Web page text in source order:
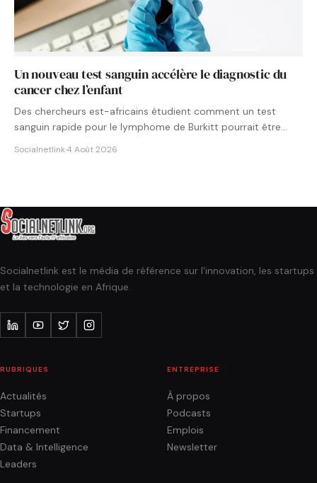
Un nouveau test sanguin accélère le diagnostic du
cancer chez l’enfant
Des chercheurs est-africains étudient comment un test
sanguin rapide pour le lymphome de Burkitt pourrait être
Socialnetlink·4 Août 2026
Socialnetlink est le média de référence sur l'innovation, les startups
et la technologie en Afrique.
RUBRIQUES
Actualités
Startups
Financement
Data & Intelligence
Leaders
ENTREPRISE
À propos
Podcasts
Emplois
Newsletter